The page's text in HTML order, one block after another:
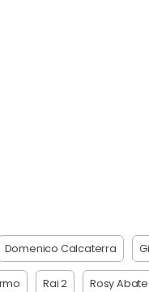
Domenico Calcaterra
Rai 2 Rosy Abate